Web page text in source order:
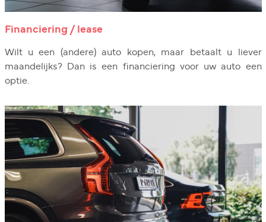
Financiering / lease
Wilt u een (andere) auto kopen, maar betaalt u liever
maandelijks? Dan is een financiering voor uw auto een
optie.